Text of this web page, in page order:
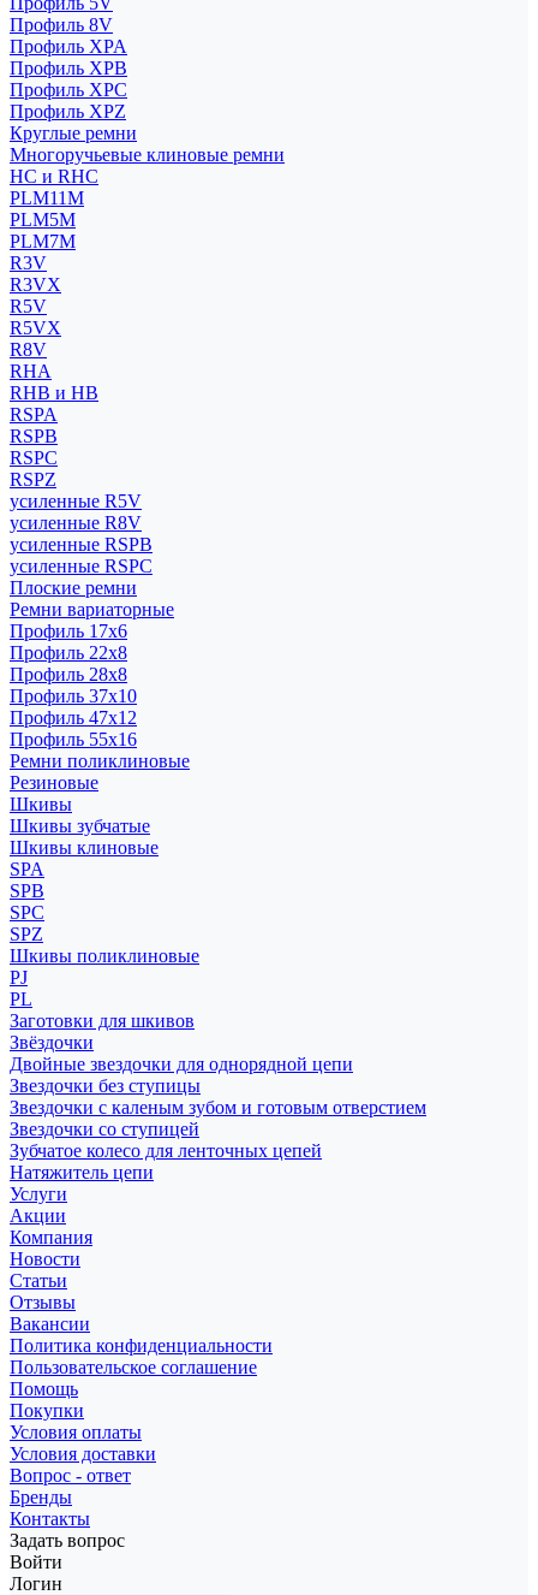
Профиль 8V
Профиль XPA
Профиль XPB
Профиль XPC
Профиль XPZ
Круглые ремни
Многоручьевые клиновые ремни
HC и RHC
PLM11M
PLM5M
PLM7M
R3V
R3VX
R5V
R5VX
R8V
RHA
RHB и HB
RSPA
RSPB
RSPC
RSPZ
усиленные R5V
усиленные R8V
усиленные RSPB
усиленные RSPC
Плоские ремни
Ремни вариаторные
Профиль 17x6
Профиль 22x8
Профиль 28x8
Профиль 37x10
Профиль 47x12
Профиль 55x16
Ремни поликлиновые
Резиновые
Шкивы
Шкивы зубчатые
Шкивы клиновые
SPA
SPB
SPC
SPZ
Шкивы поликлиновые
PJ
PL
Заготовки для шкивов
Звёздочки
Двойные звездочки для однорядной цепи
Звездочки без ступицы
Звездочки с каленым зубом и готовым отверстием
Звездочки со ступицей
Зубчатое колесо для ленточных цепей
Натяжитель цепи
Услуги
Акции
Компания
Новости
Статьи
Отзывы
Вакансии
Политика конфиденциальности
Пользовательское соглашение
Помощь
Покупки
Условия оплаты
Условия доставки
Вопрос - ответ
Бренды
Контакты
Задать вопрос
Войти
Логин